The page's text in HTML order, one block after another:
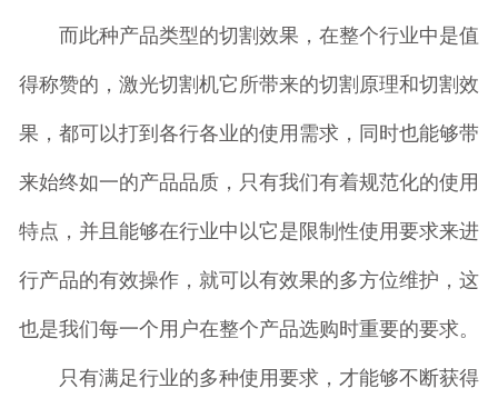
而此种产品类型的切割效果，在整个行业中是值
得称赞的，激光切割机它所带来的切割原理和切割效
果，都可以打到各行各业的使用需求，同时也能够带
来始终如一的产品品质，只有我们有着规范化的使用
特点，并且能够在行业中以它是限制性使用要求来进
行产品的有效操作，就可以有效果的多方位维护，这
也是我们每一个用户在整个产品选购时重要的要求。
只有满足行业的多种使用要求，才能够不断获得